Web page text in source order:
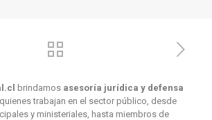
brindamos asesoría jurídica y defensa
trabajan en el sector público, desde
y ministeriales, hasta miembros de